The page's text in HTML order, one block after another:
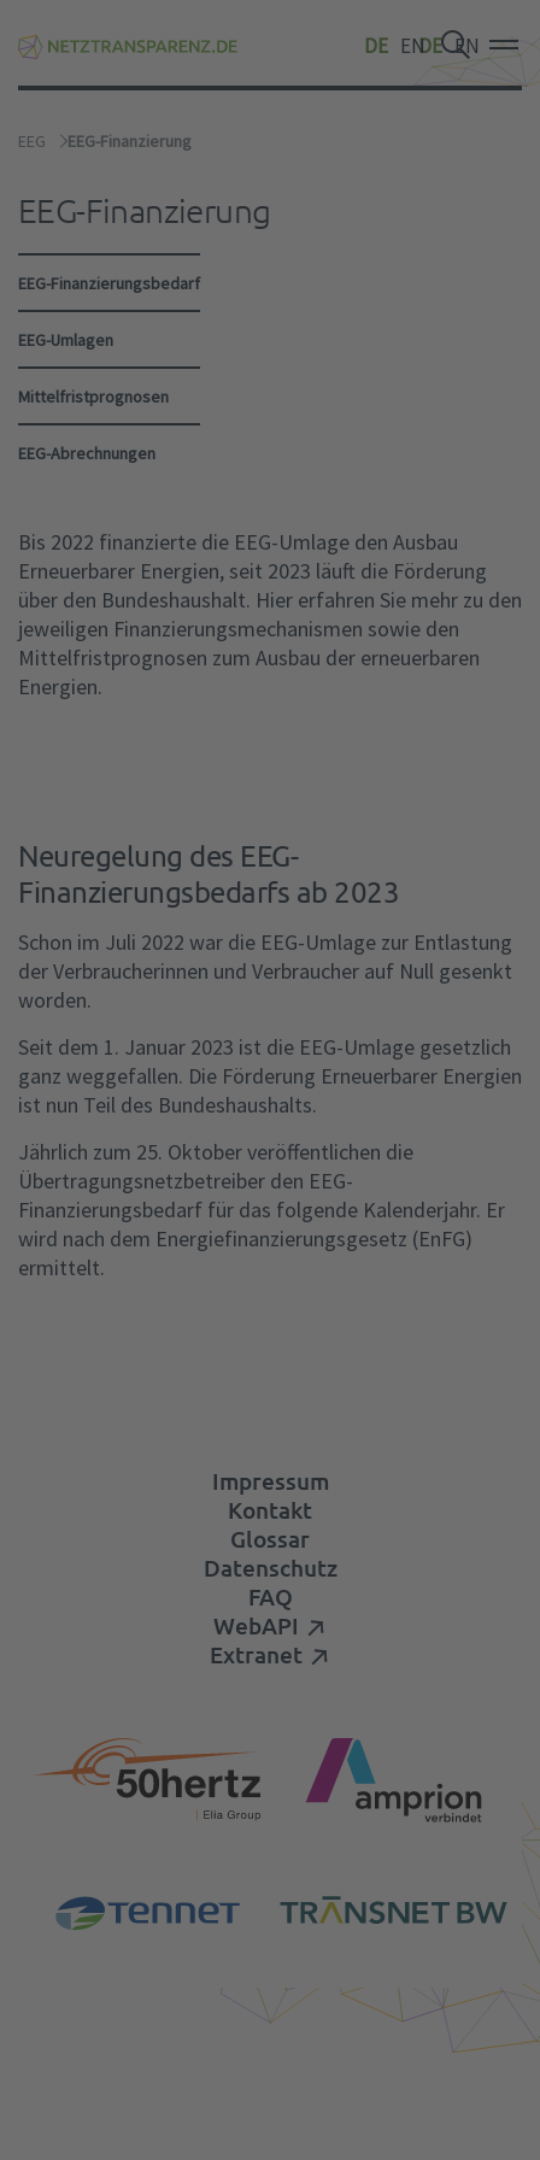
DE EN
DE EN
DE EN
EEG EEG-Finanzierung
EEG-Finanzierung
EEG-Finanzierungsbedarf
EEG-Umlagen
Mittelfristprognosen
EEG-Abrechnungen
Bis 2022 finanzierte die EEG-Umlage den Ausbau
Erneuerbarer Energien, seit 2023 läuft die Förderung
über den Bundeshaushalt. Hier erfahren Sie mehr zu den
jeweiligen Finanzierungsmechanismen sowie den
Mittelfristprognosen zum Ausbau der erneuerbaren
Energien.
Neuregelung des EEG-
Finanzierungsbedarfs ab 2023
Schon im Juli 2022 war die EEG-Umlage zur Entlastung
der Verbraucherinnen und Verbraucher auf Null gesenkt
worden.
Seit dem 1. Januar 2023 ist die EEG-Umlage gesetzlich
ganz weggefallen. Die Förderung Erneuerbarer Energien
ist nun Teil des Bundeshaushalts.
Jährlich zum 25. Oktober veröffentlichen die
Übertragungsnetzbetreiber den EEG-
Finanzierungsbedarf für das folgende Kalenderjahr. Er
wird nach dem Energiefinanzierungsgesetz (EnFG)
ermittelt.
Impressum
Kontakt
Glossar
Datenschutz
FAQ
WebAPI
Extranet